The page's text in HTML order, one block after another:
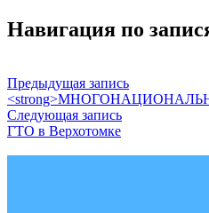
Навигация по
Предыдущая запись
Следующая запись
ГТО в Верхотомке